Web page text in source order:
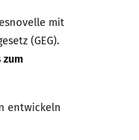
mit
(GEG).
zum
entwickeln